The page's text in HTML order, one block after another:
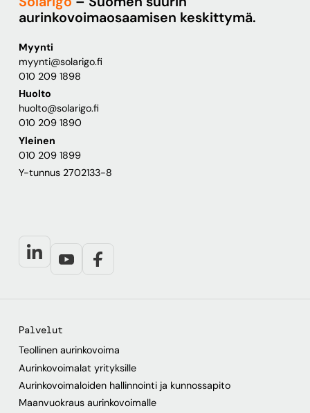
aurinkovoimaosaamisen keskittymä.
Myynti
myynti@solarigo.fi
010 209 1898
Huolto
huolto@solarigo.fi
010 209 1890
Yleinen
010 209 1899
Y-tunnus 2702133-8
Palvelut
Teollinen aurinkovoima
Aurinkovoimalat yrityksille
Aurinkovoimaloiden hallinnointi ja kunnossapito
Maanvuokraus aurinkovoimalle